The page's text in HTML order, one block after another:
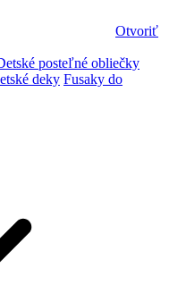
Otvoriť
posteľné obliečky
deky Fusaky do